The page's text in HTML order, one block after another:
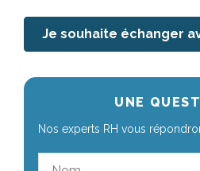
UNE
Nos experts RH vous
Je souhaite échanger